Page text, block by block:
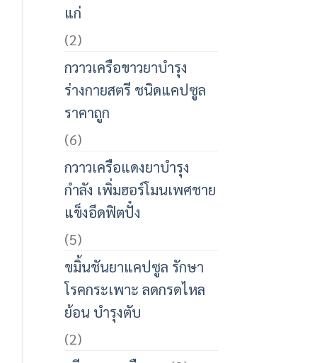
แก่
(2)
กวาวเครือขาวยาบำรุง
ร่างกายสตรี ชนิดแคปซูล
ราคาถูก
(6)
กวาวเครือแดงยาบำรุง
กำลัง เพิ่มฮอร์โมนเพศชาย
แข็งอึดฟิตปั๋ง
(5)
ขมิ้นชันยาแคปซูล รักษา
โรคกระเพาะ ลดกรดไหล
ย้อน บำรุงตับ
(2)